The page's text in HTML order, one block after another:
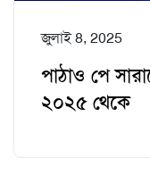
জুলাই 8, 2025
পাঠাও পে
২০২৫ থেকে